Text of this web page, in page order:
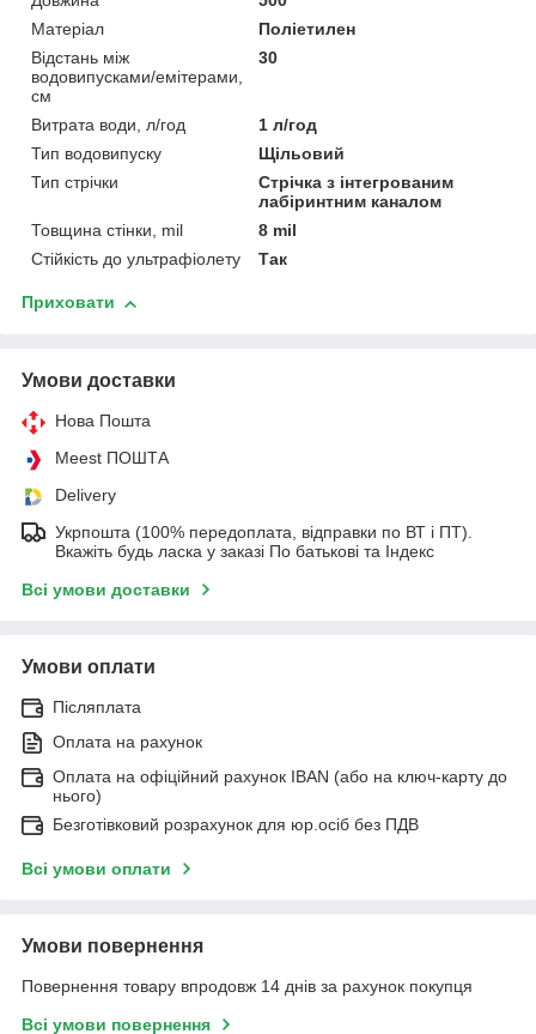
Матеріал
Поліетилен
Відстань між
водовипусками/емітерами,
см
30
Витрата води, л/год
1 л/год
Тип водовипуску
Щільовий
Тип стрічки
Стрічка з інтегрованим
лабіринтним каналом
Товщина стінки, mil
8 mil
Стійкість до ультрафіолету
Так
Приховати
Умови доставки
Нова Пошта
Meest ПОШТА
Delivery
Укрпошта (100% передоплата, відправки по ВТ і ПТ).
Вкажіть будь ласка у заказі По батькові та Індекс
Всі умови доставки
Умови оплати
Післяплата
Оплата на рахунок
Оплата на офіційний рахунок IBAN (або на ключ-карту до
нього)
Безготівковий розрахунок для юр.осіб без ПДВ
Всі умови оплати
Умови повернення
Повернення товару впродовж 14 днів за рахунок покупця
Всі умови повернення